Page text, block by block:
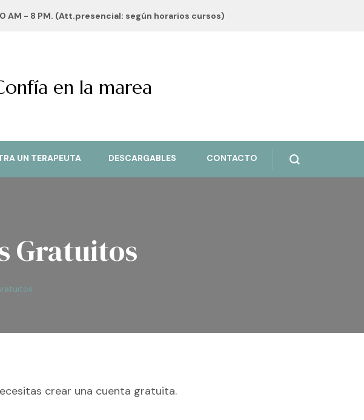
AM - 8 PM. (Att.presencial: según horarios cursos)
en la marea
UN TERAPEUTA DESCARGABLES CONTACTO
Gratuitos
crear una cuenta gratuita.